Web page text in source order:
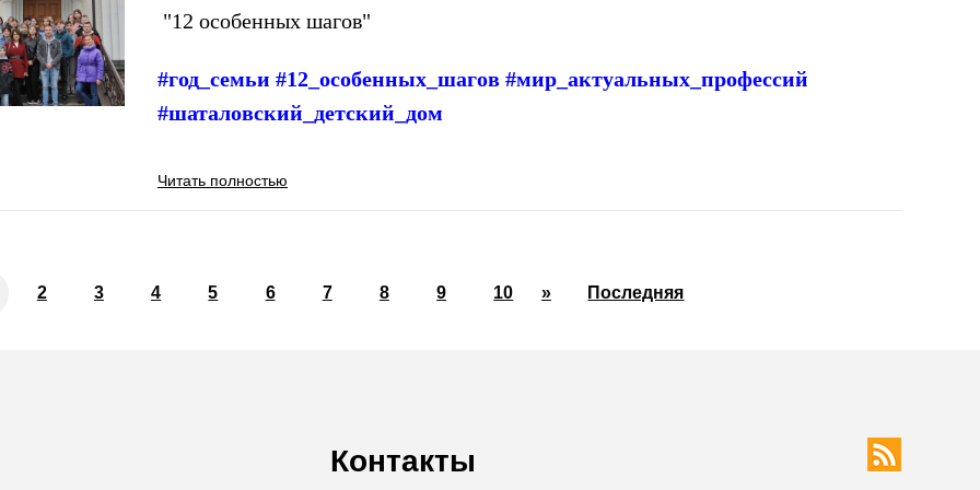
"12 особенных шагов"
#год_семьи #12_особенных_шагов #мир_актуальных_профессий
#шаталовский_детский_дом
Читать полностью
2 3 4 5 6 7 8 9 10 » Последняя
Контакты